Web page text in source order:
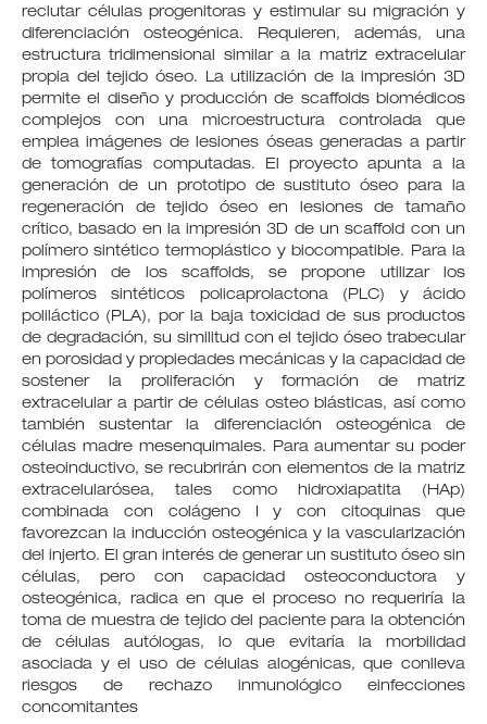
reclutar células progenitoras y estimular su migración y
diferenciación osteogénica. Requieren, además, una
estructura tridimensional similar a la matriz extracelular
propia del tejido óseo. La utilización de la impresión 3D
permite el diseño y producción de scaffolds biomédicos
complejos con una microestructura controlada que
emplea imágenes de lesiones óseas generadas a partir
de tomografías computadas. El proyecto apunta a la
generación de un prototipo de sustituto óseo para la
regeneración de tejido óseo en lesiones de tamaño
crítico, basado en la impresión 3D de un scaffold con un
polímero sintético termoplástico y biocompatible. Para la
impresión de los scaffolds, se propone utilizar los
polímeros sintéticos policaprolactona (PLC) y ácido
poliláctico (PLA), por la baja toxicidad de sus productos
de degradación, su similitud con el tejido óseo trabecular
en porosidad y propiedades mecánicas y la capacidad de
sostener la proliferación y formación de matriz
extracelular a partir de células osteo blásticas, así como
también sustentar la diferenciación osteogénica de
células madre mesenquimales. Para aumentar su poder
osteoinductivo, se recubrirán con elementos de la matriz
extracelularósea, tales como hidroxiapatita (HAp)
combinada con colágeno I y con citoquinas que
favorezcan la inducción osteogénica y la vascularización
del injerto. El gran interés de generar un sustituto óseo sin
células, pero con capacidad osteoconductora y
osteogénica, radica en que el proceso no requeriría la
toma de muestra de tejido del paciente para la obtención
de células autólogas, lo que evitaría la morbilidad
asociada y el uso de células alogénicas, que conlleva
riesgos de rechazo inmunológico einfecciones
concomitantes